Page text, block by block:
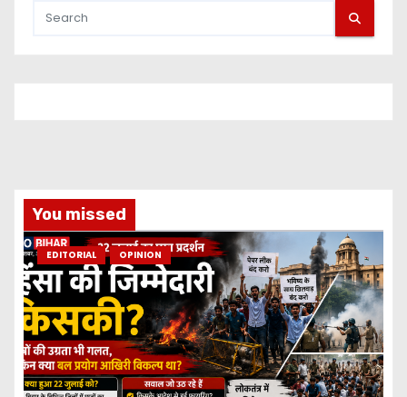
You missed
EDITORIAL OPINION